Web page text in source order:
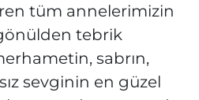
tüm annelerimizin
tebrik
sabrın,
sevginin en güzel